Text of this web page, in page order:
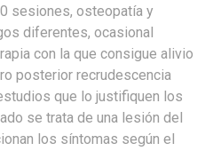
sesiones, osteopatía y
diferentes, ocasional
con la que consigue alivio
posterior recrudescencia
que lo justifiquen los
se trata de una lesión del
los síntomas según el